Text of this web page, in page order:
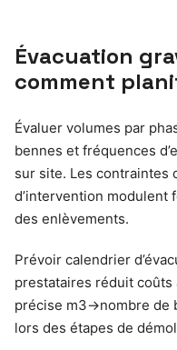
Évacuation
comment
Évaluer volumes par
bennes et fréquences
sur site. Les contraintes
d’intervention modulent
des enlèvements.
Prévoir calendrier
prestataires réduit
précise m3→nombre de
lors des étapes de